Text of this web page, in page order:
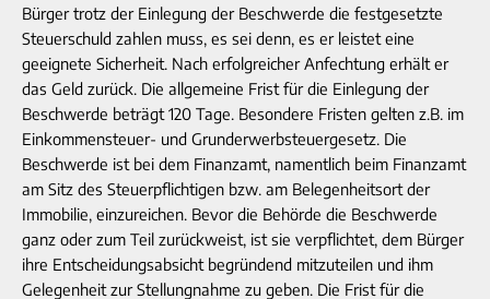
Bürger trotz der Einlegung der Beschwerde die festgesetzte
Steuerschuld zahlen muss, es sei denn, es er leistet eine
geeignete Sicherheit. Nach erfolgreicher Anfechtung erhält er
das Geld zurück. Die allgemeine Frist für die Einlegung der
Beschwerde beträgt 120 Tage. Besondere Fristen gelten z.B. im
Einkommensteuer- und Grunderwerbsteuergesetz. Die
Beschwerde ist bei dem Finanzamt, namentlich beim Finanzamt
am Sitz des Steuerpflichtigen bzw. am Belegenheitsort der
Immobilie, einzureichen. Bevor die Behörde die Beschwerde
ganz oder zum Teil zurückweist, ist sie verpflichtet, dem Bürger
ihre Entscheidungsabsicht begründend mitzuteilen und ihm
Gelegenheit zur Stellungnahme zu geben. Die Frist für die